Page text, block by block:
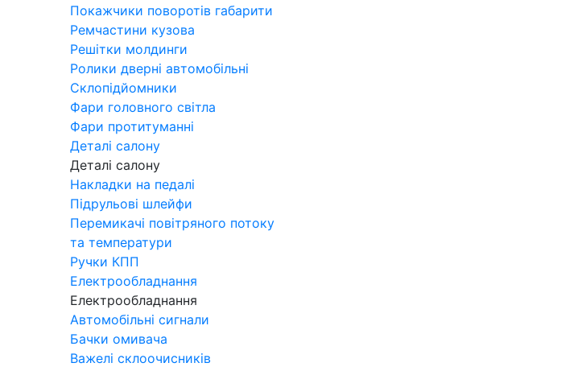
Покажчики поворотів габарити
Ремчастини кузова
Решітки молдинги
Ролики дверні автомобільні
Склопідйомники
Фари головного світла
Фари протитуманні
Деталі салону
Деталі салону
Накладки на педалі
Підрульові шлейфи
Перемикачі повітряного потоку
та температури
Ручки КПП
Електрообладнання
Електрообладнання
Автомобільні сигнали
Бачки омивача
Важелі склоочисників